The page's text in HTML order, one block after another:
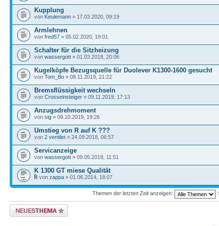
Kupplung
von Keulemann » 17.03.2020, 09:19
Armlehnen
von fred57 » 05.02.2020, 19:01
Schalter für die Sitzheizung
von wassergott » 01.03.2018, 20:06
Kugelköpfe Bezugsquelle für Duolever K1300-1600 gesucht
von Tom_Bo » 08.11.2019, 21:22
Bremsflüssigkeit wechseln
von Crosseinsteiger » 09.11.2019, 17:13
Anzugsdrehmoment
von sig » 09.10.2019, 19:26
Umstieg von R auf K ???
von 2 ventilet » 24.09.2018, 06:57
Servicanzeige
von wassergott » 09.05.2019, 11:51
K 1300 GT miese Qualität
von zappa » 01.06.2014, 18:07
Themen der letzten Zeit anzeigen:
Neues Thema erstellen